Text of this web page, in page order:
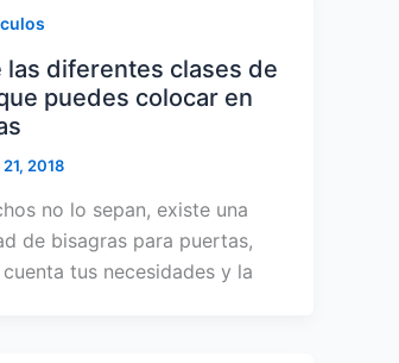
las diferentes clases de
puedes colocar en
2018
no lo sepan, existe una
de bisagras para puertas,
tus necesidades y la